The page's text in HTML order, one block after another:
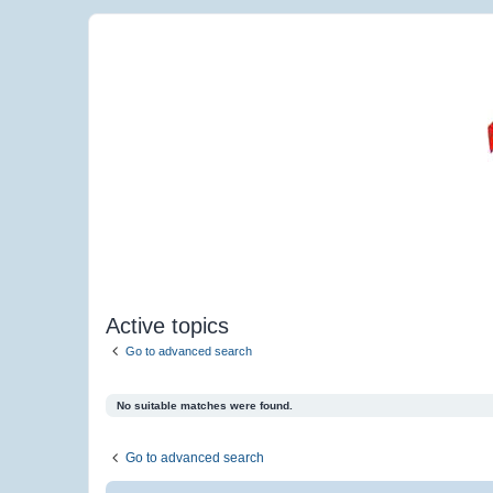
Active topics
Go to advanced search
No suitable matches were found.
Go to advanced search